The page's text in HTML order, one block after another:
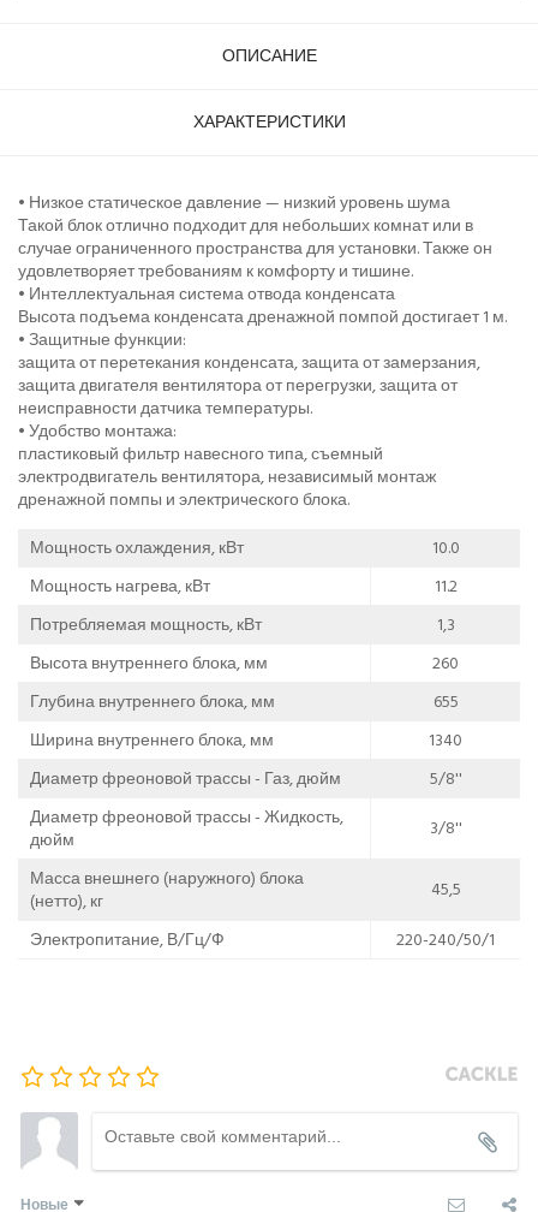
ОПИСАНИЕ
ХАРАКТЕРИСТИКИ
• Низкое статическое давление — низкий уровень шума
Такой блок отлично подходит для небольших комнат или в
случае ограниченного пространства для установки. Также он
удовлетворяет требованиям к комфорту и тишине.
• Интеллектуальная система отвода конденсата
Высота подъема конденсата дренажной помпой достигает 1 м.
• Защитные функции:
защита от перетекания конденсата, защита от замерзания,
защита двигателя вентилятора от перегрузки, защита от
неисправности датчика температуры.
• Удобство монтажа:
пластиковый фильтр навесного типа, съемный
электродвигатель вентилятора, независимый монтаж
дренажной помпы и электрического блока.
Мощность охлаждения, кВт
10.0
Мощность нагрева, кВт
11.2
Потребляемая мощность, кВт
1,3
Высота внутреннего блока, мм
260
Глубина внутреннего блока, мм
655
Ширина внутреннего блока, мм
1340
Диаметр фреоновой трассы - Газ, дюйм
5/8''
Диаметр фреоновой трассы - Жидкость,
дюйм
3/8''
Масса внешнего (наружного) блока
(нетто), кг
45,5
Электропитание, В/Гц/Ф
220-240/50/1
Новые